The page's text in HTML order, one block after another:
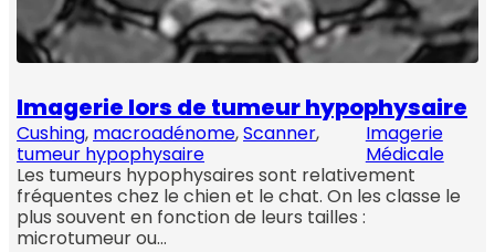
Imagerie lors de tumeur hypophysaire
Cushing, macroadénome, Scanner,
tumeur hypophysaire
Imagerie
Médicale
Les tumeurs hypophysaires sont relativement
fréquentes chez le chien et le chat. On les classe le
plus souvent en fonction de leurs tailles :
microtumeur ou…